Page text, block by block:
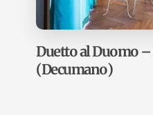
Duetto al Duomo
(Decumano)